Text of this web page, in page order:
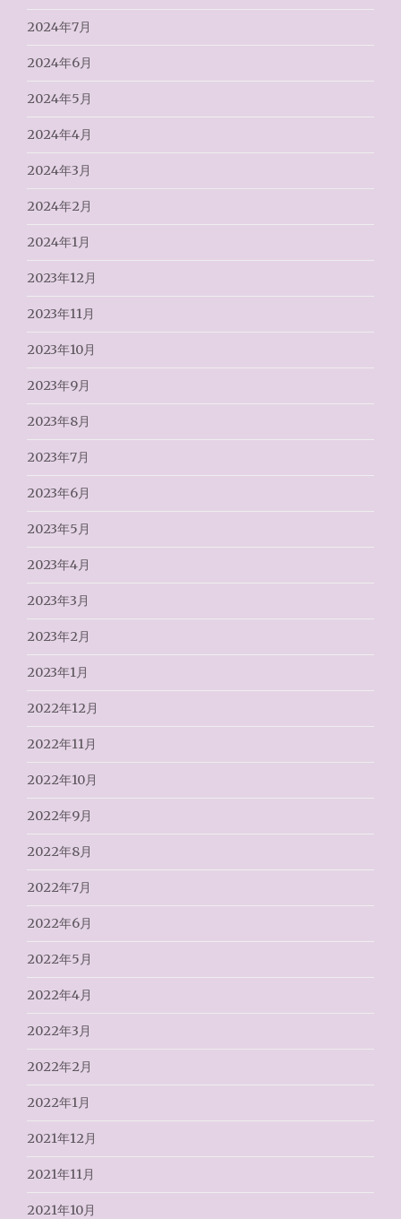
2024年7月
2024年6月
2024年5月
2024年4月
2024年3月
2024年2月
2024年1月
2023年12月
2023年11月
2023年10月
2023年9月
2023年8月
2023年7月
2023年6月
2023年5月
2023年4月
2023年3月
2023年2月
2023年1月
2022年12月
2022年11月
2022年10月
2022年9月
2022年8月
2022年7月
2022年6月
2022年5月
2022年4月
2022年3月
2022年2月
2022年1月
2021年12月
2021年11月
2021年10月